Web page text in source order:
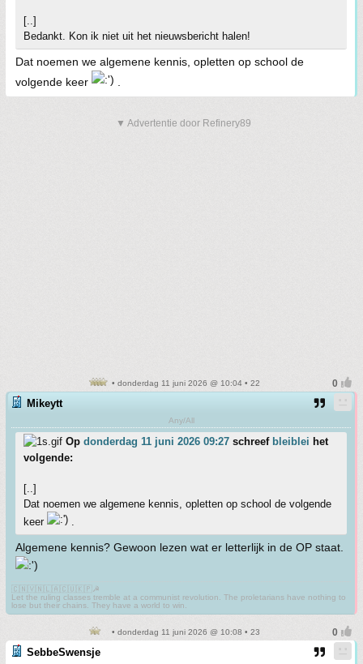
[..]
Bedankt. Kon ik niet uit het nieuwsbericht halen!
Dat noemen we algemene kennis, opletten op school de
volgende keer
.
▼ Advertentie door Refinery89
• donderdag 11 juni 2026 @ 10:04 • 22
Mikeytt
Any/All
Op donderdag 11 juni 2026 09:27 schreef bleiblei het
volgende:
[..]
Dat noemen we algemene kennis, opletten op school de volgende
keer
.
Algemene kennis? Gewoon lezen wat er letterlijk in de OP staat.
🇨🇳🇻🇳🇱🇦🇨🇺🇰🇵☭
Let the ruling classes tremble at a communist revolution. The proletarians have nothing to
lose but their chains. They have a world to win.
• donderdag 11 juni 2026 @ 10:08 • 23
SebbeSwensje